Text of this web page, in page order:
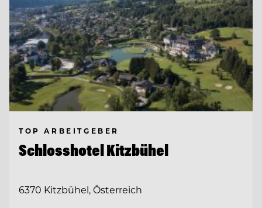
TOP ARBEITGEBER
Schlosshotel Kitzbühel
6370 Kitzbühel, Österreich